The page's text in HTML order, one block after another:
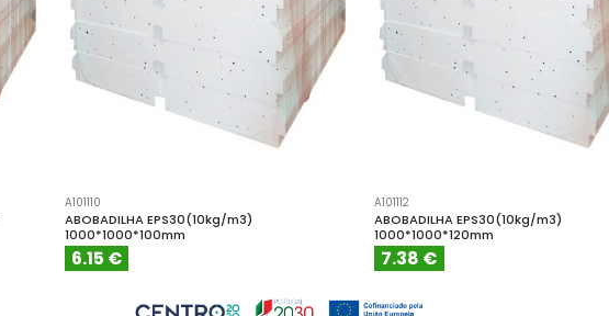
A101110
ABOBADILHA EPS30(10kg/m3)
1000*1000*100mm
6.15 €
A101112
ABOBADILHA EPS30(10kg/m3)
1000*1000*120mm
7.38 €